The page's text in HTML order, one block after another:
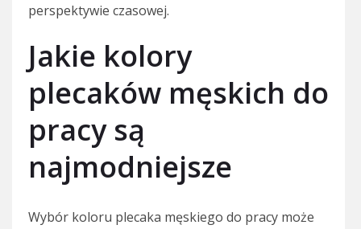
perspektywie czasowej.
Jakie kolory
plecaków męskich do
pracy są
najmodniejsze
Wybór koloru plecaka męskiego do pracy może